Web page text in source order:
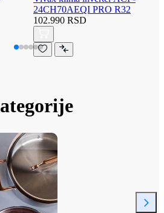
24CH70AEQI PRO R32
102.990 RSD